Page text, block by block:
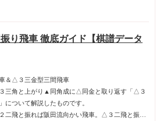
り飛車 徹底ガイド【棋譜データ
＆△３三金型三間飛車
三角と上がり▲同角成に△同金と取り返す「△３
について解説したものです。
二飛と振れば阪田流向かい飛車。△３二飛と振れ